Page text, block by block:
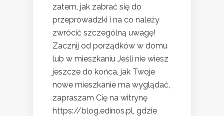
zatem, jak zabrać się do
przeprowadzki i na co należy
zwrócić szczególną uwagę!
Zacznij od porządków w domu
lub w mieszkaniu Jeśli nie wiesz
jeszcze do końca, jak Twoje
nowe mieszkanie ma wyglądać,
zapraszam Cię na witrynę
https://blog.edinos.pl, gdzie